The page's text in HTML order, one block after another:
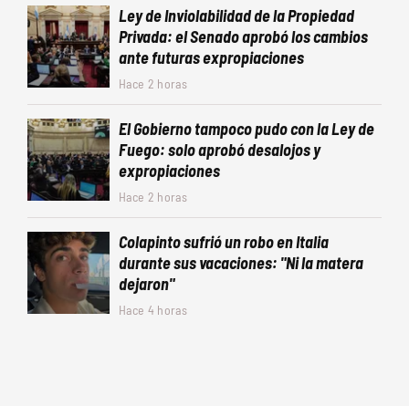
Ley de Inviolabilidad de la Propiedad
Privada: el Senado aprobó los cambios
ante futuras expropiaciones
Hace 2 horas
El Gobierno tampoco pudo con la Ley de
Fuego: solo aprobó desalojos y
expropiaciones
Hace 2 horas
Colapinto sufrió un robo en Italia
durante sus vacaciones: "Ni la matera
dejaron"
Hace 4 horas